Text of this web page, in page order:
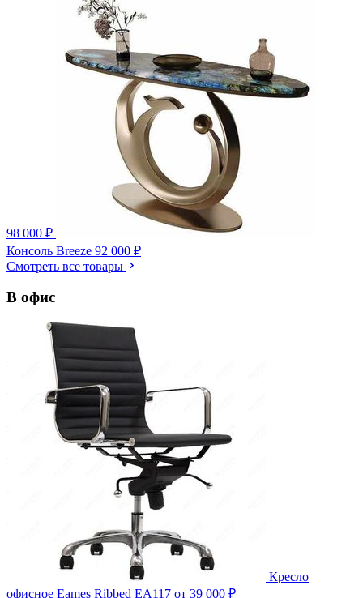
98 000 ₽
Консоль Breeze 92 000 ₽
Смотреть все товары
В офис
Кресло
офисное Eames Ribbed EA117 от 39 000 ₽